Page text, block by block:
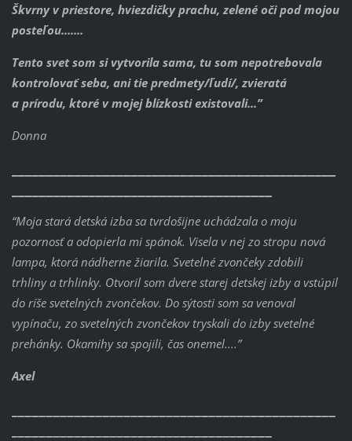
Škvrny v priestore, hviezdičky prachu, zelené oči pod mojou
posteľou.......
Tento svet som si vytvorila sama, tu som nepotrebovala
kontrolovať seba, ani tie predmety/ľudí/, zvieratá
a prírodu, ktoré v mojej blízkosti existovali...”
Donna
“Moja stará detská izba sa tvrdošijne uchádzala o moju
pozornosť a odopierla mi spánok. Visela v nej zo stropu nová
lampa, ktorá nádherne žiarila. Svetelné zvončeky zdobili
trhliny a trhlinky. Otvoril som dvere starej detskej izby a vstúpil
do ríše svetelných zvončekov. Do sýtosti som sa venoval
vypínaču, zo svetelných zvončekov tryskali do izby svetelné
prehánky. Okamihy sa spojili, čas onemel....”
Axel